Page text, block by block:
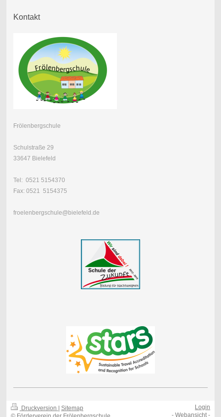
Kontakt
Frölenbergschule
Schulstraße 29
33647 Bielefeld
Tel: 0521 5154370
Fax: 0521 5154375
froelenbergschule@bielefeld.de
Druckversion | Sitemap
Login
-Webansicht -